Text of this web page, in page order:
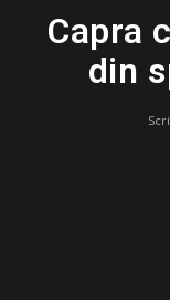
Capra
din